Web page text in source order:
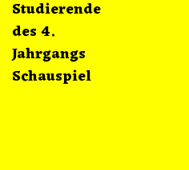
Studierende
des 4.
Jahrgangs
Schauspiel